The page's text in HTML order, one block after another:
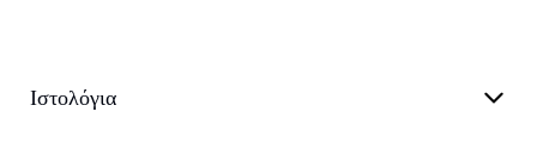
Ιστολόγια